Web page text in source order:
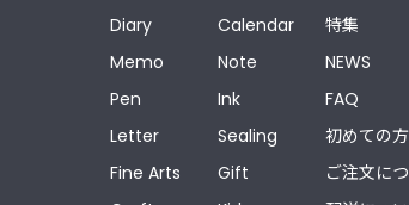
Diary
Calendar
Memo
Note
Pen
Ink
Letter
Sealing
Fine Arts
Gift
特集
NEWS
FAQ
初めての
ご注文に